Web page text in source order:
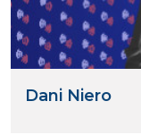
Dani Niero